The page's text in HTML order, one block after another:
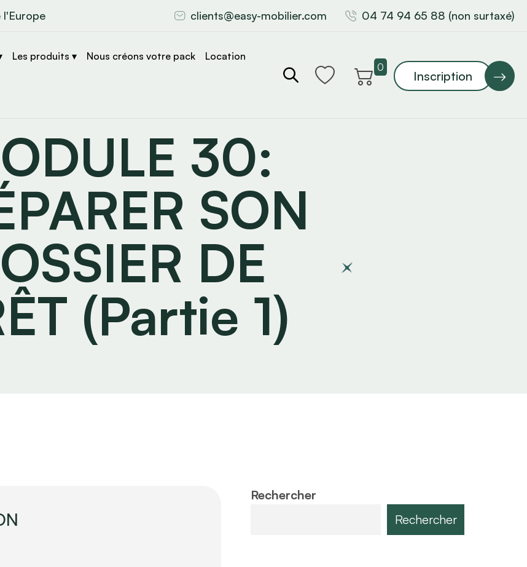
l'Europe clients@easy-mobilier.com 04 74 94 65 88 (non surtaxé)
0
Inscription
Les produits ▾ Nous créons votre pack Location
30:
SON
DE
(Partie 1)
Rechercher
Rechercher